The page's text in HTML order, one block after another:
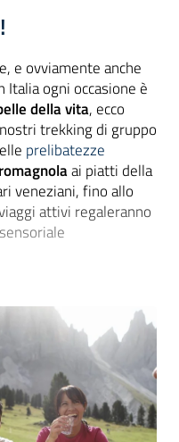
e ovviamente anche
Italia ogni occasione è
della vita, ecco
trekking di gruppo
prelibatezze
ai piatti della
veneziani, fino allo
attivi regaleranno
Michelangelo
clienti di vivere
trekking di gruppo
e visite guidate per
tariffe vantaggiose.